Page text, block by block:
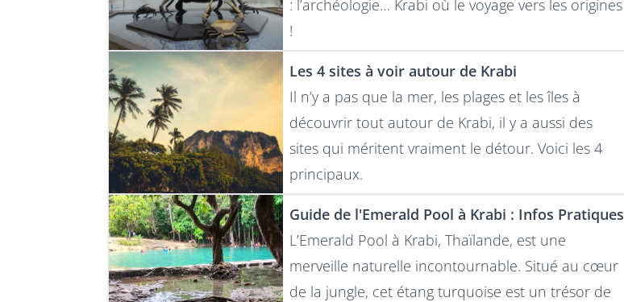
: l’archéologie… Krabi où le voyage vers les origines
!
Les 4 sites à voir autour de Krabi
Il n’y a pas que la mer, les plages et les îles à
découvrir tout autour de Krabi, il y a aussi des
sites qui méritent vraiment le détour. Voici les 4
principaux.
Guide de l'Emerald Pool à Krabi : Infos Pratiques
L’Emerald Pool à Krabi, Thaïlande, est une
merveille naturelle incontournable. Situé au cœur
de la jungle, cet étang turquoise est un trésor de